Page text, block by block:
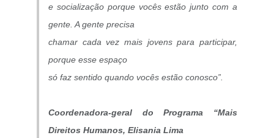
e socialização porque vocês estão junto com a
gente. A gente precisa
chamar cada vez mais jovens para participar,
porque esse espaço
só faz sentido quando vocês estão conosco”.
Coordenadora-geral do Programa “Mais
Direitos Humanos, Elisania Lima